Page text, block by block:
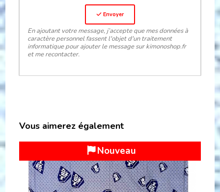
Envoyer
En ajoutant votre message, j’accepte que mes données à
caractère personnel fassent l'objet d'un traitement
informatique pour ajouter le message sur kimonoshop.fr
et me recontacter.
Vous aimerez également
EXCLU WEB / MEILLEURE VENTE